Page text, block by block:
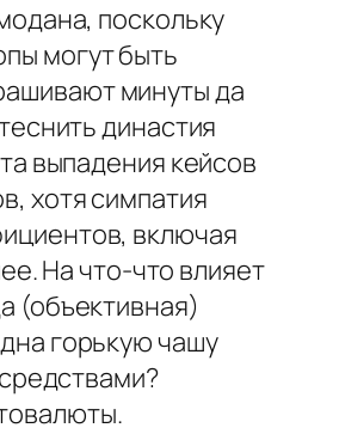
поскольку
могут быть
минуты да
династия
выпадения кейсов
хотя симпатия
включая
На что-что влияет
(объективная)
горькую чашу